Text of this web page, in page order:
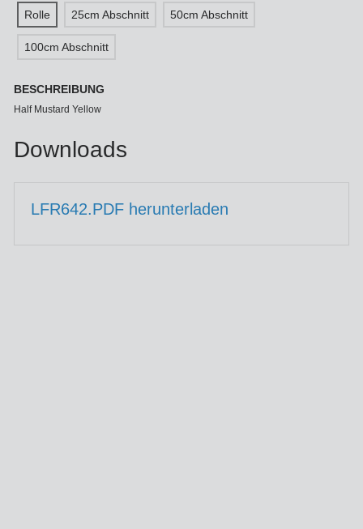
Rolle 25cm Abschnitt 50cm Abschnitt
100cm Abschnitt
BESCHREIBUNG
Half Mustard Yellow
Downloads
LFR642.PDF herunterladen